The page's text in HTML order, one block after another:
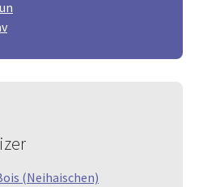
(Neihaischen)